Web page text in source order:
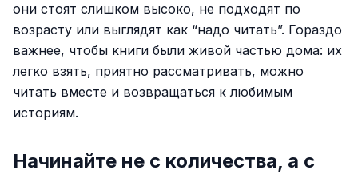
они стоят слишком высоко, не подходят по
возрасту или выглядят как “надо читать”. Гораздо
важнее, чтобы книги были живой частью дома: их
легко взять, приятно рассматривать, можно
читать вместе и возвращаться к любимым
историям.
Начинайте не с количества, а с